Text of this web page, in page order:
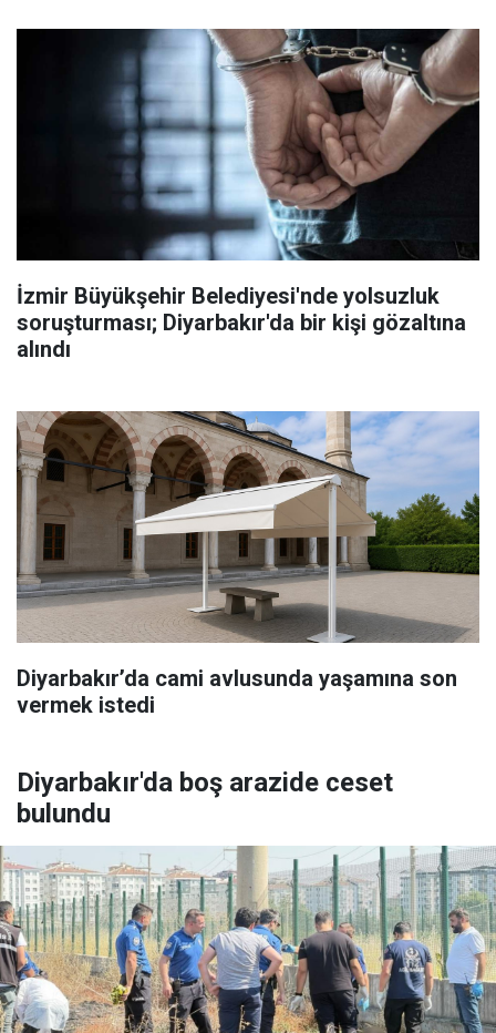
İzmir Büyükşehir Belediyesi'nde yolsuzluk
soruşturması; Diyarbakır'da bir kişi gözaltına
alındı
Diyarbakır’da cami avlusunda yaşamına son
vermek istedi
Diyarbakır'da boş arazide ceset
bulundu